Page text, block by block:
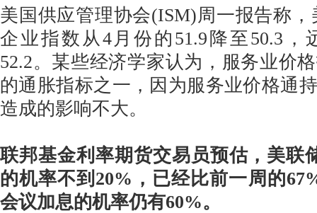
美国供应管理协会(ISM)周一报告称
企业指数从4月份的51.9降至50.3，
52.2。某些经济学家认为，服务业价
的通胀指标之一，因为服务业价格通
造成的影响不大。
联邦基金利率期货交易员预估，美联
的机率不到20%，已经比前一周的
会议加息的机率仍有60%。